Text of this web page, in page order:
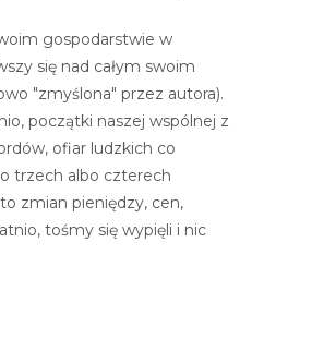
gospodarstwie w
się nad całym swoim
"zmyślona" przez autora).
początki naszej wspólnej z
ofiar ludzkich co
trzech albo czterech
zmian pieniędzy, cen,
tośmy się wypięli i nic